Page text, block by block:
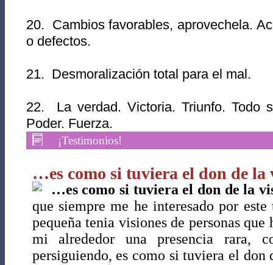
20. Cambios favorables, aprovechela.
o defectos.
21. Desmoralización total para el mal.
22. La verdad. Victoria. Triunfo. Todo
Poder. Fuerza.
¡Testimonios!
…es como si tuviera el don de
…es como si tuviera el don de la
que siempre me he interesado por
pequeña tenia visiones de personas
mi alrededor una presencia rara,
persiguiendo, es como si tuviera el don